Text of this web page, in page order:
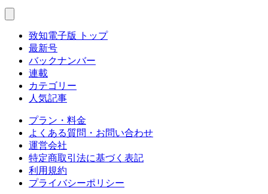
致知電子版 トップ
最新号
バックナンバー
連載
カテゴリー
人気記事
プラン・料金
よくある質問・お問い合わせ
運営会社
特定商取引法に基づく表記
利用規約
プライバシーポリシー